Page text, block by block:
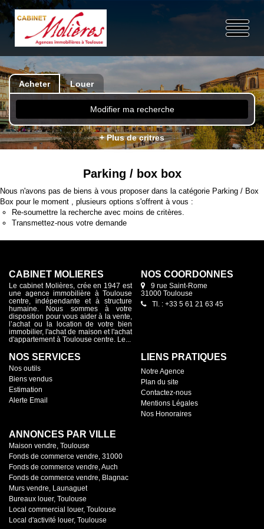
Acheter Louer
Modifier ma recherche
+ Plus de critres
Parking / box box
Nous n'avons pas de biens à vous proposer dans la catégorie Parking / Box
Box pour le moment , plusieurs options s'offrent à vous :
Re-soumettre la recherche avec moins de critères.
Transmettez-nous votre demande
CABINET MOLIÈRES
Le cabinet Molières, crée en 1947 est
une agence immobilière à Toulouse
centre, indépendante et à structure
humaine. Nous sommes à votre
disposition pour vous aider à la vente,
l’achat ou la location de votre bien
immobilier, l'achat de maison et l'achat
d'appartement à Toulouse centre. Le...
NOS COORDONNES
9 rue Saint-Rome
31000 Toulouse
Tl. : +33 5 61 21 63 45
NOS SERVICES
Nos outils
Biens vendus
Estimation
Alerte Email
LIENS PRATIQUES
Notre Agence
Plan du site
Contactez-nous
Mentions Légales
Nos Honoraires
ANNONCES PAR VILLE
Maison vendre, Toulouse
Fonds de commerce vendre, 31000
Fonds de commerce vendre, Auch
Fonds de commerce vendre, Blagnac
Murs vendre, Launaguet
Bureaux louer, Toulouse
Local commercial louer, Toulouse
Local d'activité louer, Toulouse